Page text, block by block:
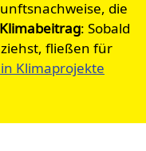
die
Klimabeitrag: Sobald
fließen für
Klimaprojekte